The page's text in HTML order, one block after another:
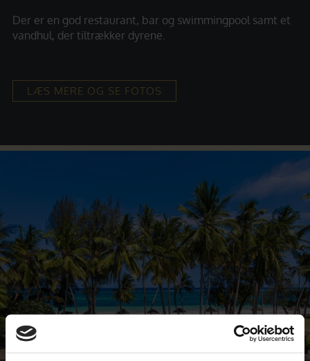
Der er en god restaurant, bar og swimmingpool samt et
vandhul, der tiltrækker dyrene.
LÆS MERE OG SE FOTOS